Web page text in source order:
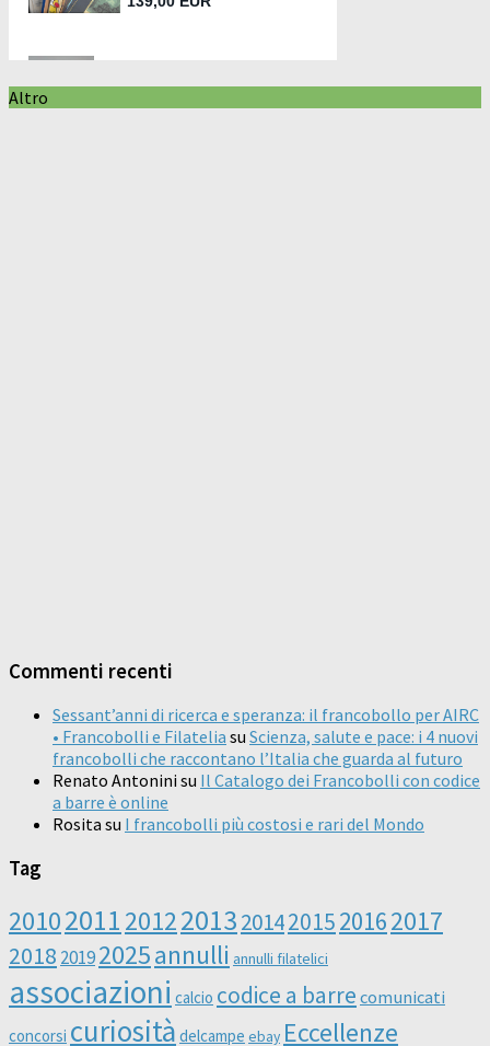
Altro
Commenti recenti
Sessant’anni di ricerca e speranza: il francobollo per AIRC
• Francobolli e Filatelia su Scienza, salute e pace: i 4 nuovi
francobolli che raccontano l’Italia che guarda al futuro
Renato Antonini su Il Catalogo dei Francobolli con codice
a barre è online
Rosita su I francobolli più costosi e rari del Mondo
Tag
20102011201220132014201520162017
2018 20192025annulli annulli filatelici
associazioni calcio codice a barre comunicati
concorsi curiosità delcampe ebay Eccellenze